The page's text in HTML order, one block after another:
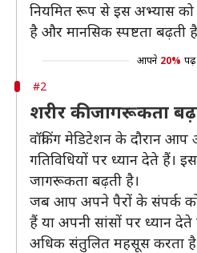
नियमित रूप से इस अभ्यास
है और मानसिक स्पष्टता बढ़ती
आपने 20% पढ़
#2
शरीर की जागरूकता
वॉकिंग मेडिटेशन के दौरान आप
गतिविधियों पर ध्यान देते हैं।
जागरूकता बढ़ती है।
जब आप अपने पैरों के संपर्क
हैं या अपनी सांसों पर ध्यान
अधिक संतुलित महसूस करता